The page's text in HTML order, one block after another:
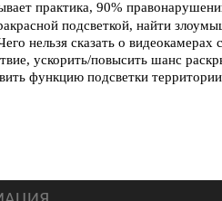
практика, 90%
подсветкой, найти
нельзя сказать о
ускорить/повысить шанс
функцию подсветки